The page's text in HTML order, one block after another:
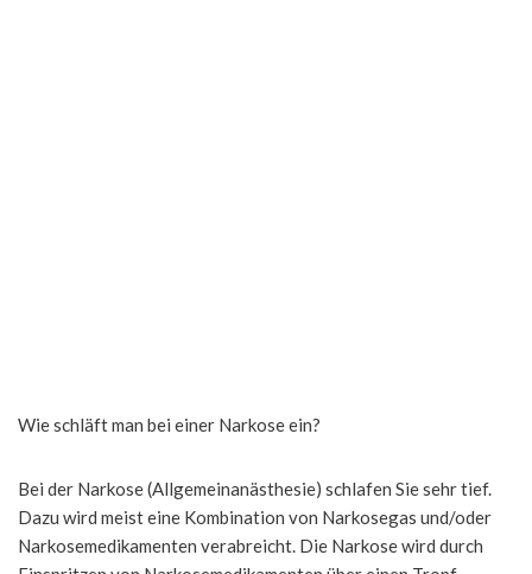
Wie schläft man bei einer Narkose ein?
Bei der Narkose (Allgemeinanästhesie) schlafen Sie sehr tief.
Dazu wird meist eine Kombination von Narkosegas und/oder
Narkosemedikamenten verabreicht. Die Narkose wird durch